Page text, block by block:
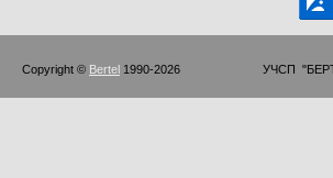
Copyright © Bertel 1990-2026